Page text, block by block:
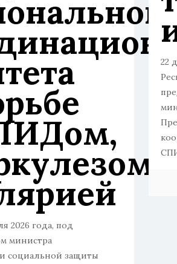
2026 года, под
министра
социальной защиты
22